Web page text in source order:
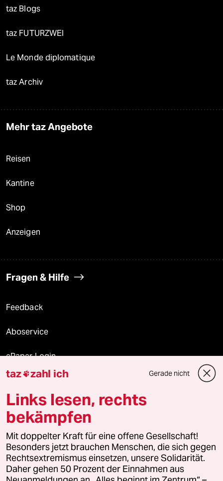
taz Blogs
taz FUTURZWEI
Le Monde diplomatique
taz Archiv
Mehr taz Angebote
Reisen
Kantine
Shop
Anzeigen
Fragen & Hilfe
Feedback
Aboservice
ePaper Login
Downloads für Abonnierende
© 2026 taz Verlags und Vertriebs GmbH
Alle Rechte vorbehalten. Bei rechtlichen Fragen oder für Genehmigungen
wenden Sie sich bitte an
lizenzen@taz.de
Feedback Redaktionsstatut Kommune-Richtlinien
taz zahl ich Gerade nicht
Links lesen, rechts
bekämpfen
Mit doppelter Kraft für eine offene Gesellschaft!
Besonders jetzt brauchen Menschen, die sich gegen
Rechtsextremismus einsetzen, unsere Solidarität.
Daher gehen 50 Prozent der Einnahmen aus